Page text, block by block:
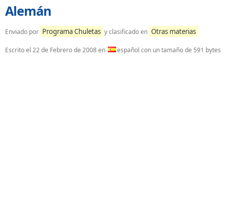
Alemán
Enviado por Programa Chuletas y clasificado en Otras materias
Escrito el 22 de Febrero de 2008en español con un tamaño de 591 bytes